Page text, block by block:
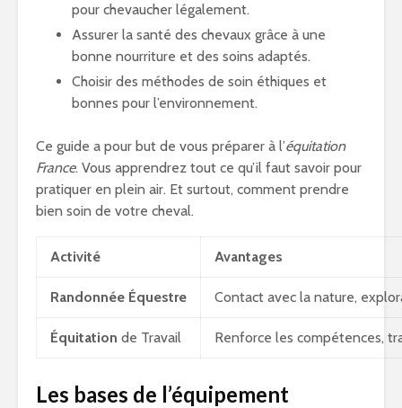
pour chevaucher légalement.
Assurer la santé des chevaux grâce à une
bonne nourriture et des soins adaptés.
Choisir des méthodes de soin éthiques et
bonnes pour l’environnement.
Ce guide a pour but de vous préparer à l’équitation
France. Vous apprendrez tout ce qu’il faut savoir pour
pratiquer en plein air. Et surtout, comment prendre
bien soin de votre cheval.
Activité Avantages
Randonnée Équestre Contact avec la nature,
Équitation de Travail Renforce les compétences,
Les bases de l’équipement